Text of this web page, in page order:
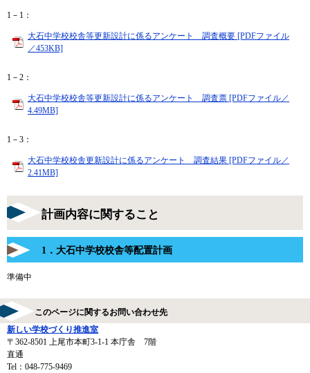
1－1：
大石中学校校舎等更新設計に係るアンケート 調査概要 [PDFファイル
／453KB]
1－2：
大石中学校校舎等更新設計に係るアンケート 調査票 [PDFファイル／
4.49MB]
1－3：
大石中学校校舎更新設計に係るアンケート 調査結果 [PDFファイル／
2.41MB]
計画内容に関すること
1．大石中学校校舎等配置計画
準備中
このページに関するお問い合わせ先
新しい学校づくり推進室
〒362-8501
上尾市本町3-1-1 本庁舎 7階
直通
Tel：048-775-9469